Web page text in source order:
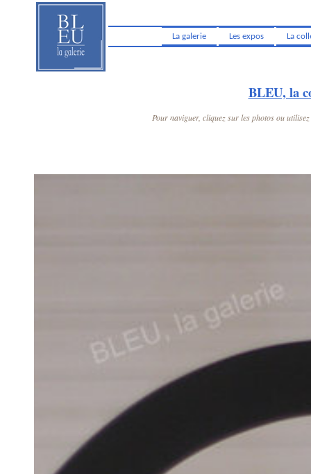
La galerie Les expos La
BLEU, la
Pour naviguer, cliquez sur les photos ou